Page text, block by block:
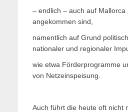
– endlich – auch auf Mallorca
angekommen sind,
namentlich auf Grund
nationaler und regionaler
wie etwa Förderprogramme
von Netzeinspeisung.
Auch führt die heute oft nicht